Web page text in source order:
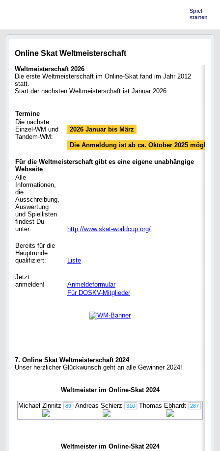
Spiel
starten
Online Skat Weltmeisterschaft
Weltmeisterschaft 2026
Die erste Weltmeisterschaft im Online-Skat fand im Jahr 2012
statt.
Start der nächsten Weltmeisterschaft ist Januar 2026.
Termine
Die nächste
Einzel-WM und
Tandem-WM:
2026 Januar bis März
Die Anmeldung ist ab ca. Oktober 2025 möglich.
Für die Weltmeisterschaft gibt es eine eigene unabhängige
Webseite
Alle
Informationen,
die
Ausschreibung,
Auswertung
und Spiellisten
findest Du
unter:
http://www.skat-worldcup.org/
Bereits für die
Hauptrunde
qualifiziert:
Liste
Jetzt
anmelden!
Anmeldeformular
Für DOSKV-Mitglieder
7. Online Skat Weltmeisterschaft 2024
Unser herzlicher Glückwunsch geht an alle Gewinner 2024!
Weltmeister im Online-Skat 2024
Michael Zinnitz 89 Andreas Schierz 310 Thomas Ebhardt 287
Weltmeister im Online-Skat 2024